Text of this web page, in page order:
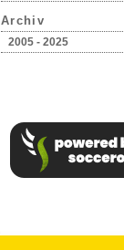
Archiv
2005 - 2025